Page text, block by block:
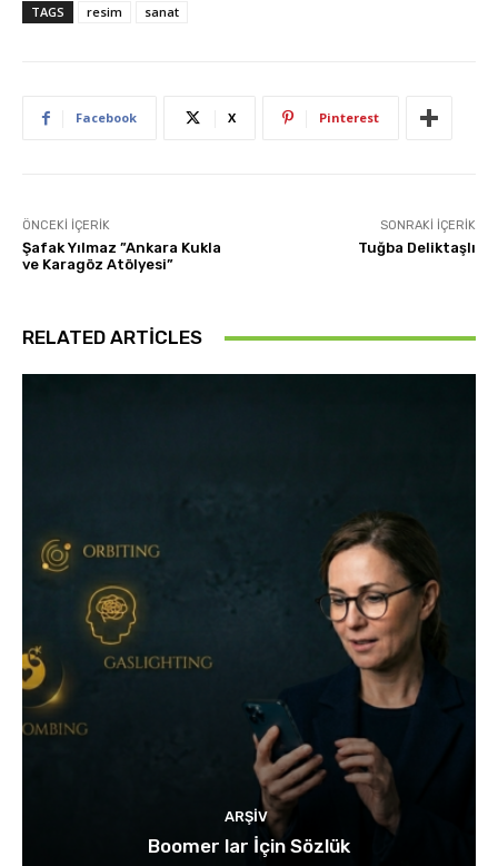
TAGS resim sanat
Facebook X Pinterest
ÖNCEKI İÇERIK
Şafak Yılmaz ”Ankara Kukla
ve Karagöz Atölyesi”
SONRAKI İÇERIK
Tuğba Deliktaşlı
RELATED ARTICLES
ARŞIV
Boomer lar İçin Sözlük